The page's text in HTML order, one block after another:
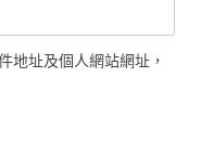
地址及個人網站網址，